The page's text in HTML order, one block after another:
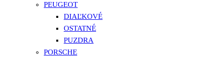
PEUGEOT
DIAĽKOVÉ
OSTATNÉ
PUZDRA
PORSCHE